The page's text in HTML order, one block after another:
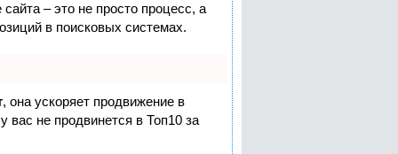
– это не просто процесс, а
в поисковых системах.
, она ускоряет продвижение в
вас не продвинется в Топ10 за